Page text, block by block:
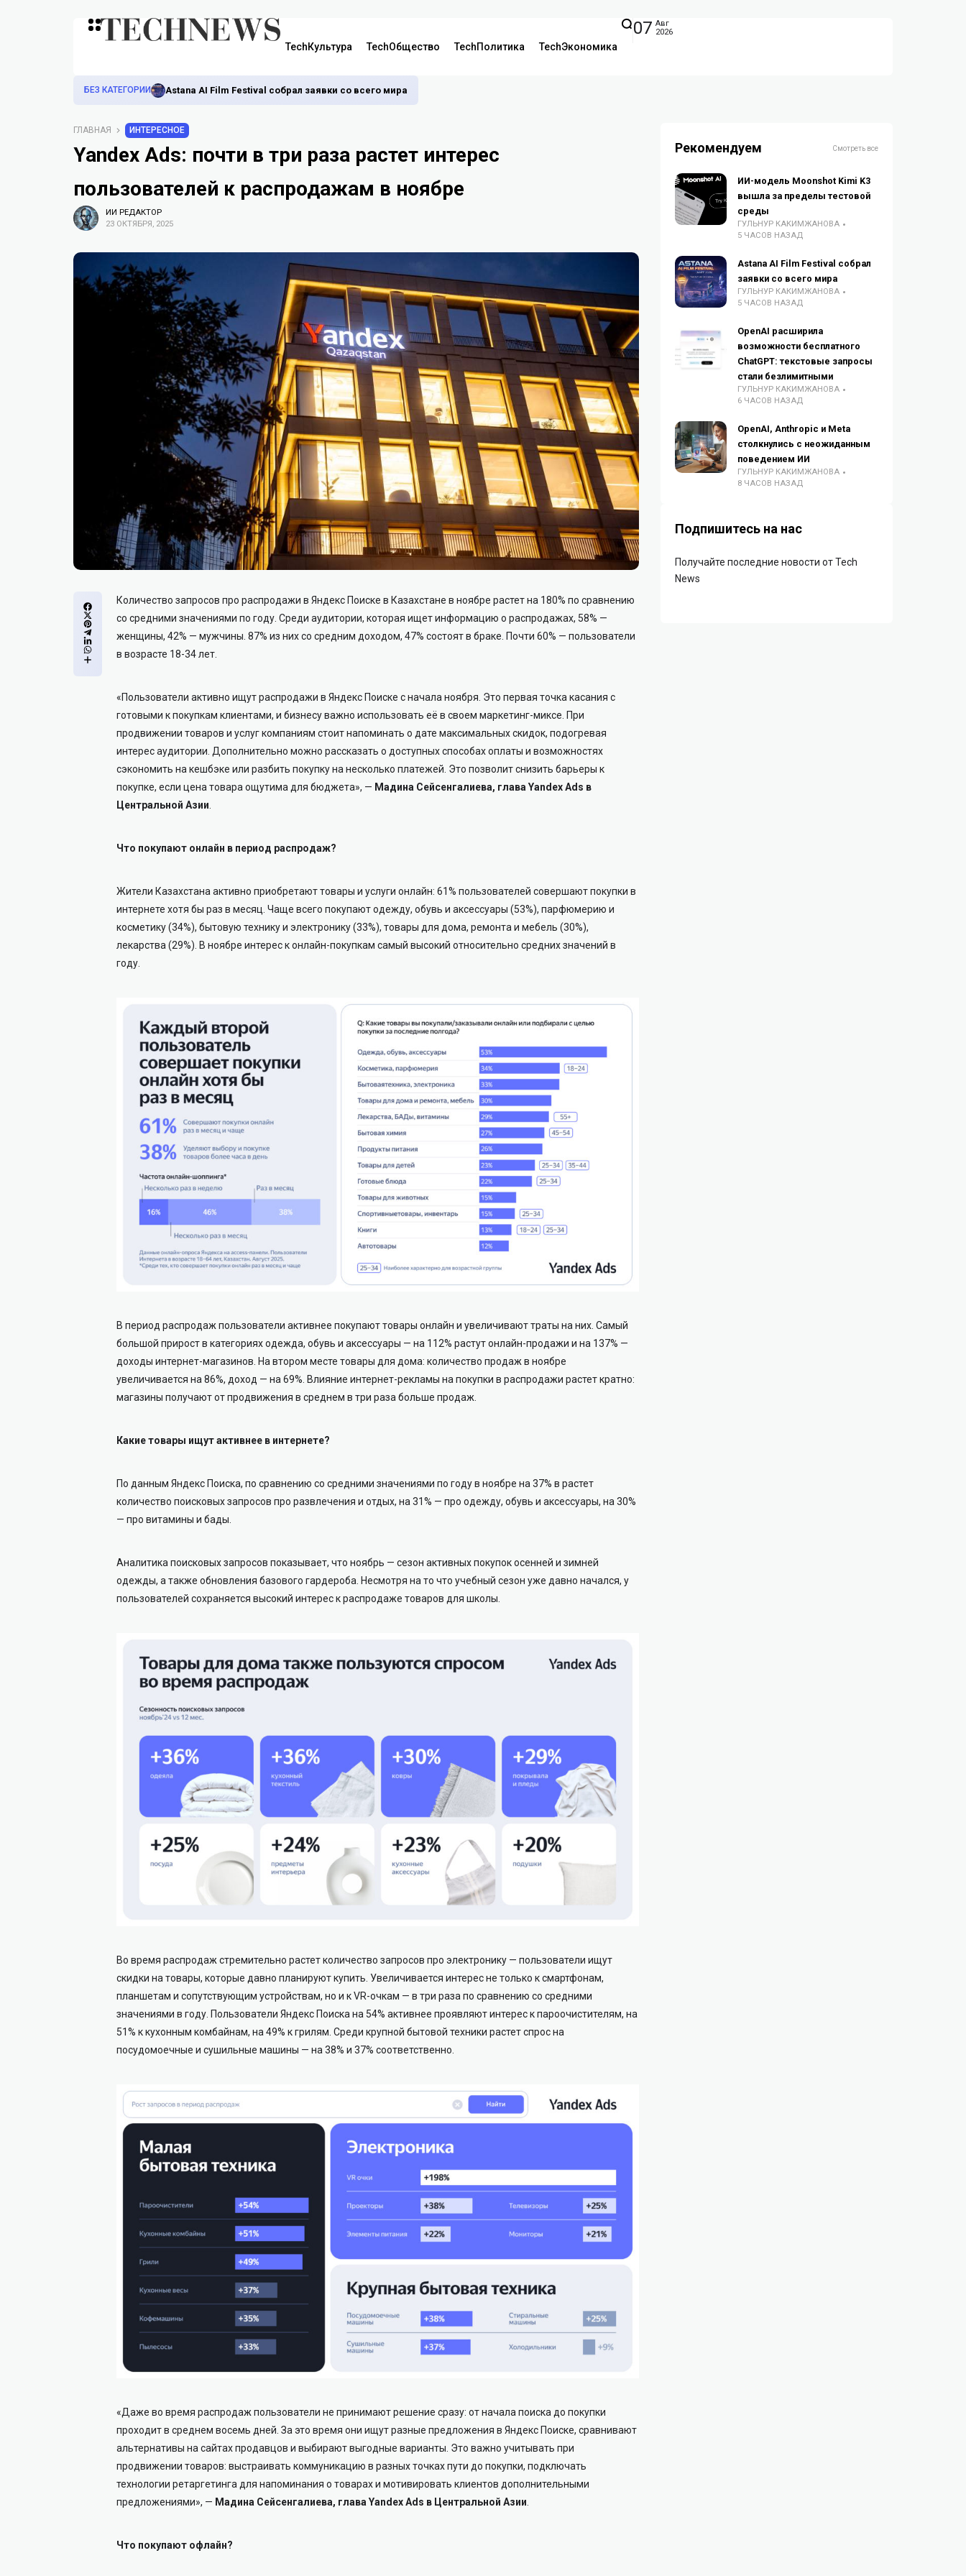
TechКультура TechОбщество TechПолитика TechЭкономика
07 Авг
2026
БЕЗ КАТЕГОРИИ Astana AI Film Festival собрал заявки со всего мира
ГЛАВНАЯ ИНТЕРЕСНОЕ
Yandex Ads: почти в три раза растет интерес
пользователей к распродажам в ноябре
ИИ РЕДАКТОР
23 ОКТЯБРЯ, 2025
Количество запросов про распродажи в Яндекс Поиске в Казахстане в ноябре растет на 180% по сравнению
со средними значениями по году. Среди аудитории, которая ищет информацию о распродажах, 58% —
женщины, 42% — мужчины. 87% из них со средним доходом, 47% состоят в браке. Почти 60% — пользователи
в возрасте 18-34 лет.
«Пользователи активно ищут распродажи в Яндекс Поиске с начала ноября. Это первая точка касания с
готовыми к покупкам клиентами, и бизнесу важно использовать её в своем маркетинг-миксе. При
продвижении товаров и услуг компаниям стоит напоминать о дате максимальных скидок, подогревая
интерес аудитории. Дополнительно можно рассказать о доступных способах оплаты и возможностях
сэкономить на кешбэке или разбить покупку на несколько платежей. Это позволит снизить барьеры к
покупке, если цена товара ощутима для бюджета», — Мадина Сейсенгалиева, глава Yandex Ads в
Центральной Азии
Что покупают онлайн в период распродаж?
Жители Казахстана активно приобретают товары и услуги онлайн: 61% пользователей совершают покупки в
интернете хотя бы раз в месяц. Чаще всего покупают одежду, обувь и аксессуары (53%), парфюмерию и
косметику (34%), бытовую технику и электронику (33%), товары для дома, ремонта и мебель (30%),
лекарства (29%). В ноябре интерес к онлайн-покупкам самый высокий относительно средних значений в
году.
В период распродаж пользователи активнее покупают товары онлайн и увеличивают траты на них. Самый
большой прирост в категориях одежда, обувь и аксессуары — на 112% растут онлайн-продажи и на 137% —
доходы интернет-магазинов. На втором месте товары для дома: количество продаж в ноябре
увеличивается на 86%, доход — на 69%. Влияние интернет-рекламы на покупки в распродажи растет кратно:
магазины получают от продвижения в среднем в три раза больше продаж.
Какие товары ищут активнее в интернете?
По данным Яндекс Поиска, по сравнению со средними значениями по году в ноябре на 37% в растет
количество поисковых запросов про развлечения и отдых, на 31% — про одежду, обувь и аксессуары, на 30%
— про витамины и бады.
Аналитика поисковых запросов показывает, что ноябрь — сезон активных покупок осенней и зимней
одежды, а также обновления базового гардероба. Несмотря на то что учебный сезон уже давно начался, у
пользователей сохраняется высокий интерес к распродаже товаров для школы.
Во время распродаж стремительно растет количество запросов про электронику — пользователи ищут
скидки на товары, которые давно планируют купить. Увеличивается интерес не только к смартфонам,
планшетам и сопутствующим устройствам, но и к VR-очкам — в три раза по сравнению со средними
значениями в году. Пользователи Яндекс Поиска на 54% активнее проявляют интерес к пароочистителям, на
51% к кухонным комбайнам, на 49% к грилям. Среди крупной бытовой техники растет спрос на
посудомоечные и сушильные машины — на 38% и 37% соответственно.
«Даже во время распродаж пользователи не принимают решение сразу: от начала поиска до покупки
проходит в среднем восемь дней. За это время они ищут разные предложения в Яндекс Поиске, сравнивают
альтернативы на сайтах продавцов и выбирают выгодные варианты. Это важно учитывать при
продвижении товаров: выстраивать коммуникацию в разных точках пути до покупки, подключать
технологии ретаргетинга для напоминания о товарах и мотивировать клиентов дополнительными
предложениями», — Мадина Сейсенгалиева, глава Yandex Ads в Центральной Азии
Что покупают офлайн?
Рекомендуем Смотреть все
ИИ-модель Moonshot Kimi K3
вышла за пределы тестовой
среды
ГУЛЬНУР КАКИМЖАНОВА
5 ЧАСОВ НАЗАД
Astana AI Film Festival собрал
заявки со всего мира
ГУЛЬНУР КАКИМЖАНОВА
5 ЧАСОВ НАЗАД
OpenAI расширила
возможности бесплатного
ChatGPT: текстовые запросы
стали безлимитными
ГУЛЬНУР КАКИМЖАНОВА
6 ЧАСОВ НАЗАД
OpenAI, Anthropic и Meta
столкнулись с неожиданным
поведением ИИ
ГУЛЬНУР КАКИМЖАНОВА
8 ЧАСОВ НАЗАД
Подпишитесь на нас
Получайте последние новости от Tech
News